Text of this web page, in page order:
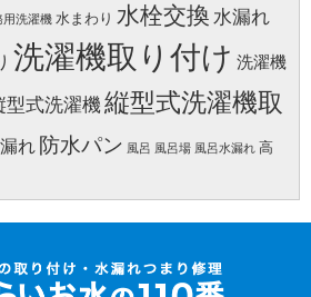
用洗濯機 水まわり 水栓交換 水漏れ
洗濯機取り付け 洗濯機
型式洗濯機縦型式洗濯機取
れ 防水パン 風呂 風呂場 風呂水漏れ 高